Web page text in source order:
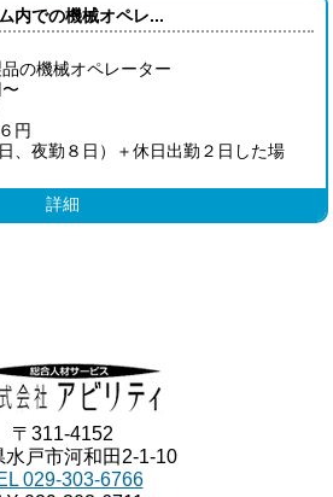
内での機械オペレ...
の機械オペレーター
円
、夜勤８日）＋休日出勤２日した場
詳細
〒311-4152
水戸市河和田2-1-10
029-303-6766